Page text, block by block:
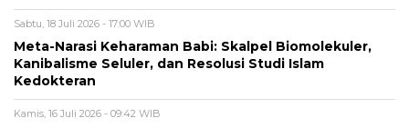
Sabtu, 18 Juli 2026 - 17:00 WIB
Meta-Narasi Keharaman Babi: Skalpel Biomolekuler,
Kanibalisme Seluler, dan Resolusi Studi Islam
Kedokteran
Kamis, 16 Juli 2026 - 09:42 WIB